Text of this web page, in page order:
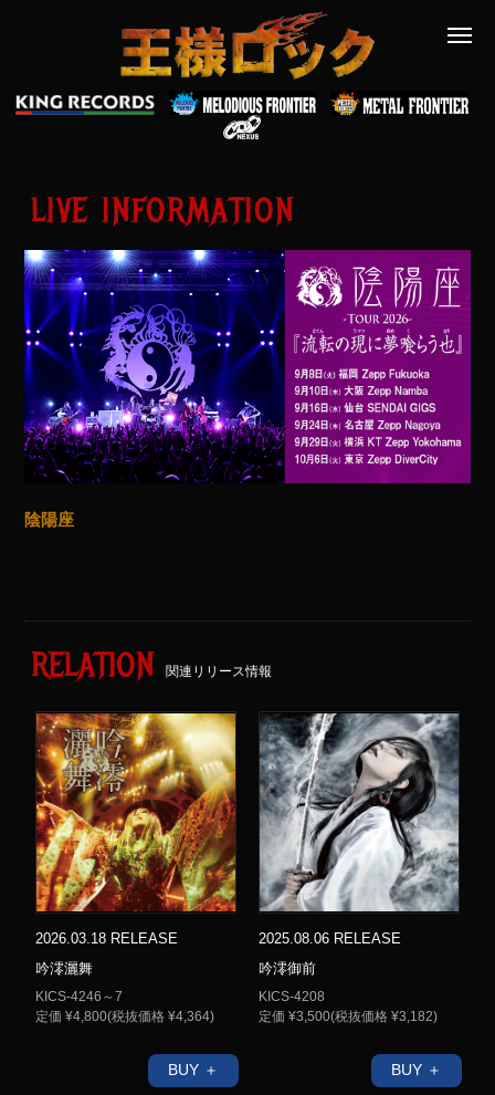
LIVE INFORMATION
陰陽座
RELATION 関連リリース情報
2026.03.18 RELEASE
吟澪灑舞
KICS-4246～7
定価 ¥4,800(税抜価格 ¥4,364)
BUY ＋
2025.08.06 RELEASE
吟澪御前
KICS-4208
定価 ¥3,500(税抜価格 ¥3,182)
BUY ＋